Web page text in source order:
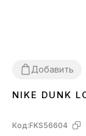
Добавить
3637 383940 41
NIKE DUNK
Код:FKS56604